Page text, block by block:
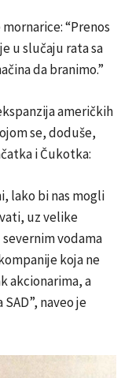
“Prenos
u slučaju rata sa
da branimo.”
američkih
se, doduše,
i Čukotka:
lako bi nas mogli
uz velike
vodama
koja ne
akcionarima, a
naveo je